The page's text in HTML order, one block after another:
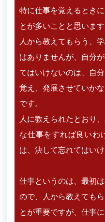
特に仕事を覚えるとき
とが多いことと思います
人から教えてもらう、
はありませんが、自分
てはいけないのは、自
覚え、発展させていか
です。
人に教えられたとおり
な仕事をすれば良いわ
は、決して忘れてはいけ
仕事というのは、最初
ので、人から教えても
とが重要ですが、仕事